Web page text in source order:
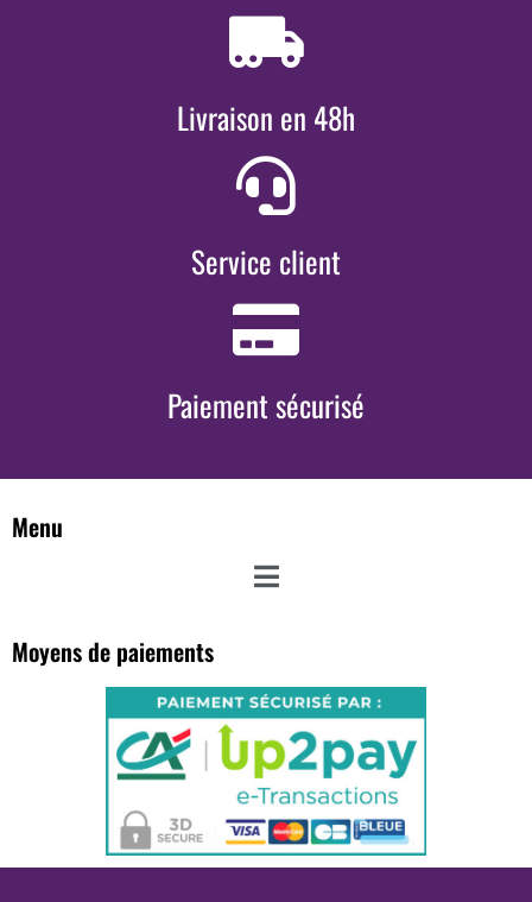
Livraison en 48h
Service client
Paiement sécurisé
Menu
Moyens de paiements